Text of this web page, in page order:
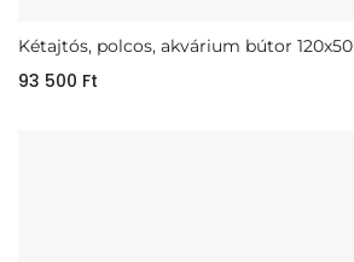
Kétajtós, polcos, akvárium bútor 120x50
93 500 Ft